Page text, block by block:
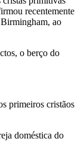
recentemente
ao
o berço do
primeiros cristãos
doméstica do